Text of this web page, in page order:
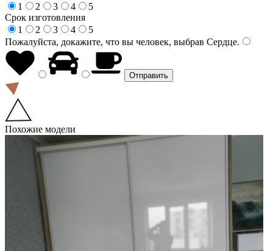
1
2 3 4
5
Срок изготовления
1
2 3 4
5
Пожалуйста, докажите, что вы человек, выбрав Сердце.
Похожие модели